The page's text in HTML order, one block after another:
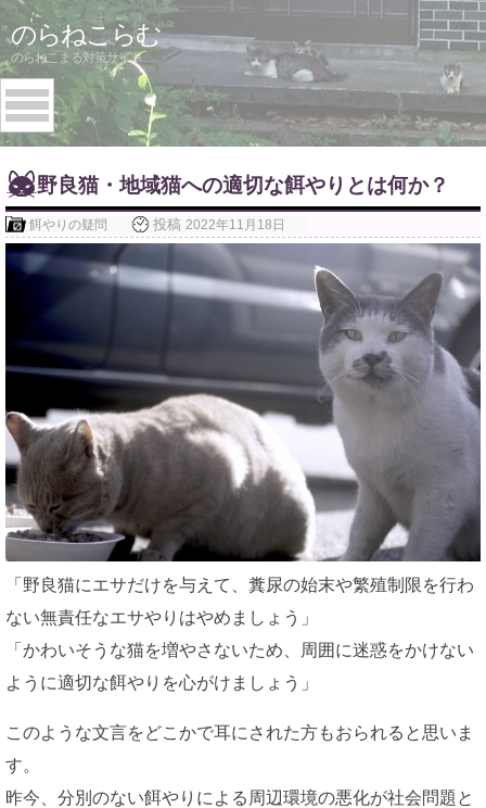
Skip
to
content
のらねこらむ
のらねこまる対策サイト
野良猫・地域猫への適切な餌やりとは何か？
餌やりの疑問 投稿 2022年11月18日
「野良猫にエサだけを与えて、糞尿の始末や繁殖制限を行わ
ない無責任なエサやりはやめましょう」
「かわいそうな猫を増やさないため、周囲に迷惑をかけない
ように適切な餌やりを心がけましょう」
このような文言をどこかで耳にされた方もおられると思いま
す。
昨今、分別のない餌やりによる周辺環境の悪化が社会問題と